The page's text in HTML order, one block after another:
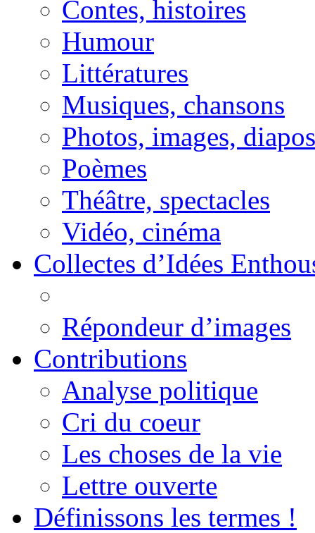
Contes, histoires
Humour
Littératures
Musiques, chansons
Photos, images, diapos
Poèmes
Théâtre, spectacles
Vidéo, cinéma
Collectes d’Idées
Répondeur d’images
Contributions
Analyse politique
Cri du coeur
Les choses de la vie
Lettre ouverte
Définissons les termes !